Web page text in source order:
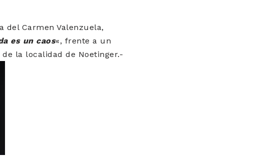
del Carmen Valenzuela,
es un caos«, frente a un
la localidad de Noetinger.-